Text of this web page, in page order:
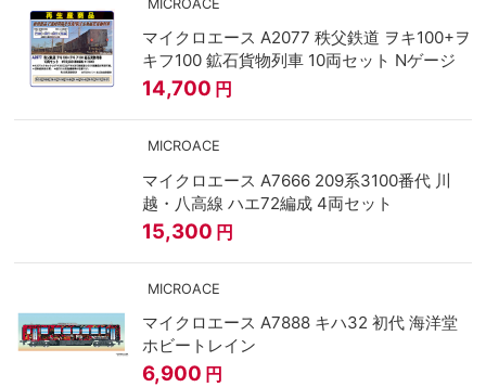
MICROACE
マイクロエース A2077 秩父鉄道 ヲキ100+ヲ
キフ100 鉱石貨物列車 10両セット Nゲージ
14,700 円
MICROACE
マイクロエース A7666 209系3100番代 川
越・八高線 ハエ72編成 4両セット
15,300 円
MICROACE
マイクロエース A7888 キハ32 初代 海洋堂
ホビートレイン
6,900 円